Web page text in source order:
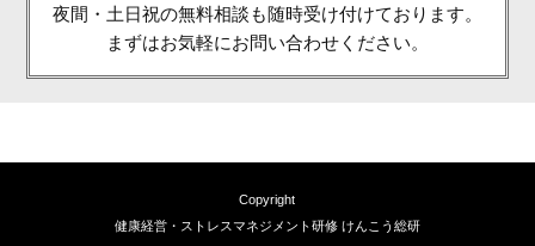
夜間・土日祝の無料相談も随時受け付けております。
まずはお気軽にお問い合わせください。
Copyright
健康経営・ストレスマネジメント研修 けんこう総研